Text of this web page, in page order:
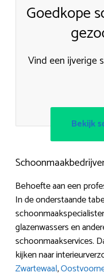
Goedkope
Vind een ijverige
Bekijk
Behoefte aan een
In de onderstaande
glazenwassers en
schoonmaakservices.
kijken naar
Zwartewaal,